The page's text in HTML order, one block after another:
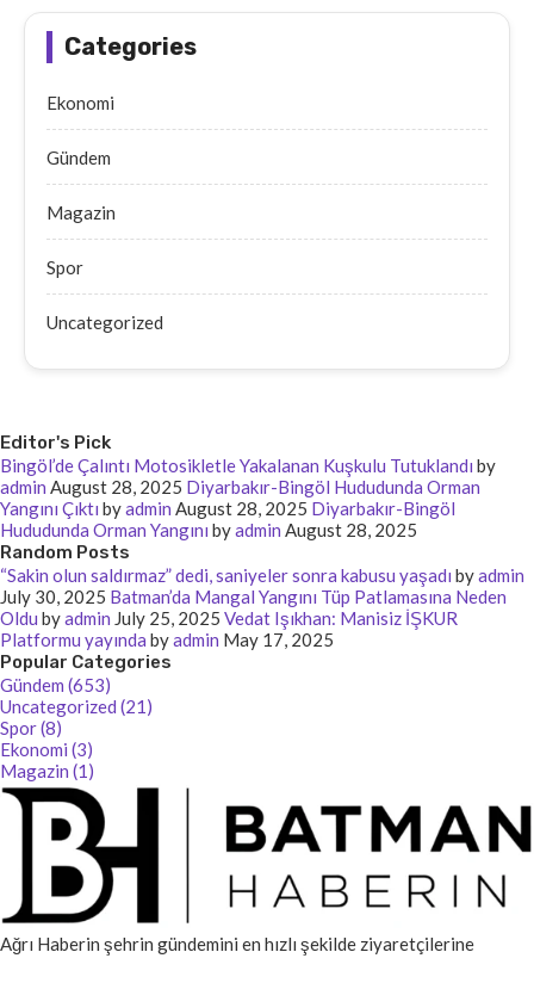
Categories
Ekonomi
Gündem
Magazin
Spor
Uncategorized
Editor's Pick
Bingöl’de Çalıntı Motosikletle Yakalanan Kuşkulu Tutuklandı by
admin August 28, 2025 Diyarbakır-Bingöl Hududunda Orman
Yangını Çıktı byadmin August 28, 2025 Diyarbakır-Bingöl
Hududunda Orman Yangını byadmin August 28, 2025
Random Posts
“Sakin olun saldırmaz” dedi, saniyeler sonra kabusu yaşadı byadmin
July 30, 2025 Batman’da Mangal Yangını Tüp Patlamasına Neden
Oldu byadmin July 25, 2025 Vedat Işıkhan: Manisiz İŞKUR
Platformu yayında byadmin May 17, 2025
Popular Categories
Gündem (653)
Uncategorized (21)
Spor (8)
Ekonomi (3)
Magazin (1)
Ağrı Haberin şehrin gündemini en hızlı şekilde ziyaretçilerine